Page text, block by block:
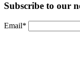
Subscribe to our
Email*